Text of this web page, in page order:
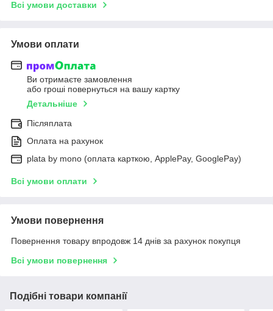
Всі умови доставки
Умови оплати
Ви отримаєте замовлення
або гроші повернуться на вашу картку
Детальніше
Післяплата
Оплата на рахунок
plata by mono (оплата карткою, ApplePay, GooglePay)
Всі умови оплати
Умови повернення
Повернення товару впродовж 14 днів за рахунок покупця
Всі умови повернення
Подібні товари компанії